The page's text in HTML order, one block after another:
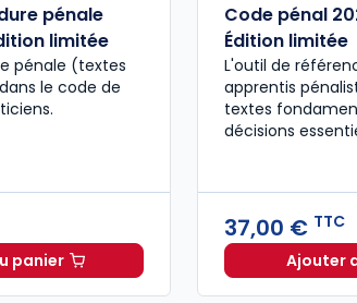
pénale
limitée
pénale (textes
le code de
panier
Code de procédure pénale 2027 annoté.
Code pénal
Édition limitée
L'outil de
apprentis
textes
décisions
37,00 € TTC
Ajouter